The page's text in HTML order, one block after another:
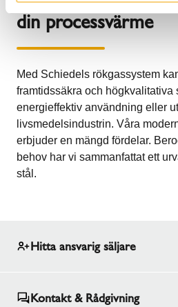
din processvärme
Med Schiedels rökgassystem
framtidssäkra och högkvalitativa
energieffektiv användning eller
livsmedelsindustrin. Våra
erbjuder en mängd fördelar.
behov har vi sammanfattat ett
stål.
Hitta ansvarig säljare
Kontakt & Rådgivning